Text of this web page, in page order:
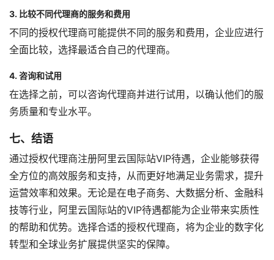
3. 比较不同代理商的服务和费用
不同的授权代理商可能提供不同的服务和费用，企业应进行
全面比较，选择最适合自己的代理商。
4. 咨询和试用
在选择之前，可以咨询代理商并进行试用，以确认他们的服
务质量和专业水平。
七、结语
通过授权代理商注册阿里云国际站VIP待遇，企业能够获得
全方位的高效服务和支持，从而更好地满足业务需求，提升
运营效率和效果。无论是在电子商务、大数据分析、金融科
技等行业，阿里云国际站的VIP待遇都能为企业带来实质性
的帮助和优势。选择合适的授权代理商，将为企业的数字化
转型和全球业务扩展提供坚实的保障。